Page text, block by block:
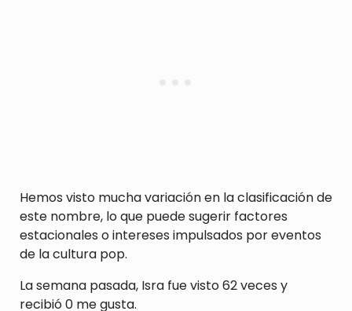
Hemos visto mucha variación en la clasificación de
este nombre, lo que puede sugerir factores
estacionales o intereses impulsados por eventos
de la cultura pop.
La semana pasada, Isra fue visto 62 veces y
recibió 0 me gusta.